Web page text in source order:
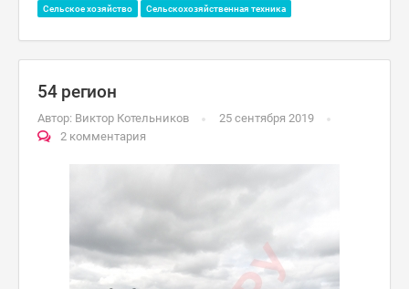
Сельское хозяйство Сельскохозяйственная техника
54 регион
Автор: Виктор Котельников
25 сентября 2019
2 комментария